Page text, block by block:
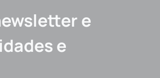
e
e